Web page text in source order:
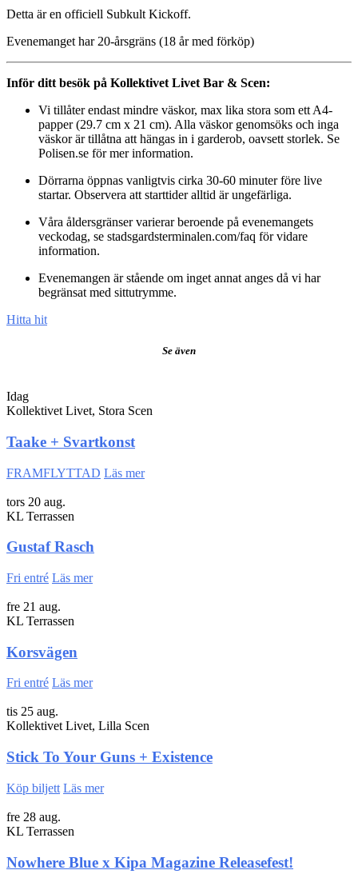
Detta är en officiell Subkult Kickoff.
Evenemanget har 20-årsgräns (18 år med förköp)
Inför ditt besök på Kollektivet Livet Bar & Scen:
Vi tillåter endast mindre väskor, max lika stora som ett A4-
papper (29.7 cm x 21 cm). Alla väskor genomsöks och inga
väskor är tillåtna att hängas in i garderob, oavsett storlek. Se
Polisen.se för mer information.
Dörrarna öppnas vanligtvis cirka 30-60 minuter före live
startar. Observera att starttider alltid är ungefärliga.
Våra åldersgränser varierar beroende på evenemangets
veckodag, se stadsgardsterminalen.com/faq för vidare
information.
Evenemangen är stående om inget annat anges då vi har
begränsat med sittutrymme.
Hitta hit
Se även
Idag
Kollektivet Livet, Stora Scen
Taake + Svartkonst
FRAMFLYTTAD Läs mer
tors 20 aug.
KL Terrassen
Gustaf Rasch
Fri entré Läs mer
fre 21 aug.
KL Terrassen
Korsvägen
Fri entré Läs mer
tis 25 aug.
Kollektivet Livet, Lilla Scen
Stick To Your Guns + Existence
Köp biljett Läs mer
fre 28 aug.
KL Terrassen
Nowhere Blue x Kipa Magazine Releasefest!